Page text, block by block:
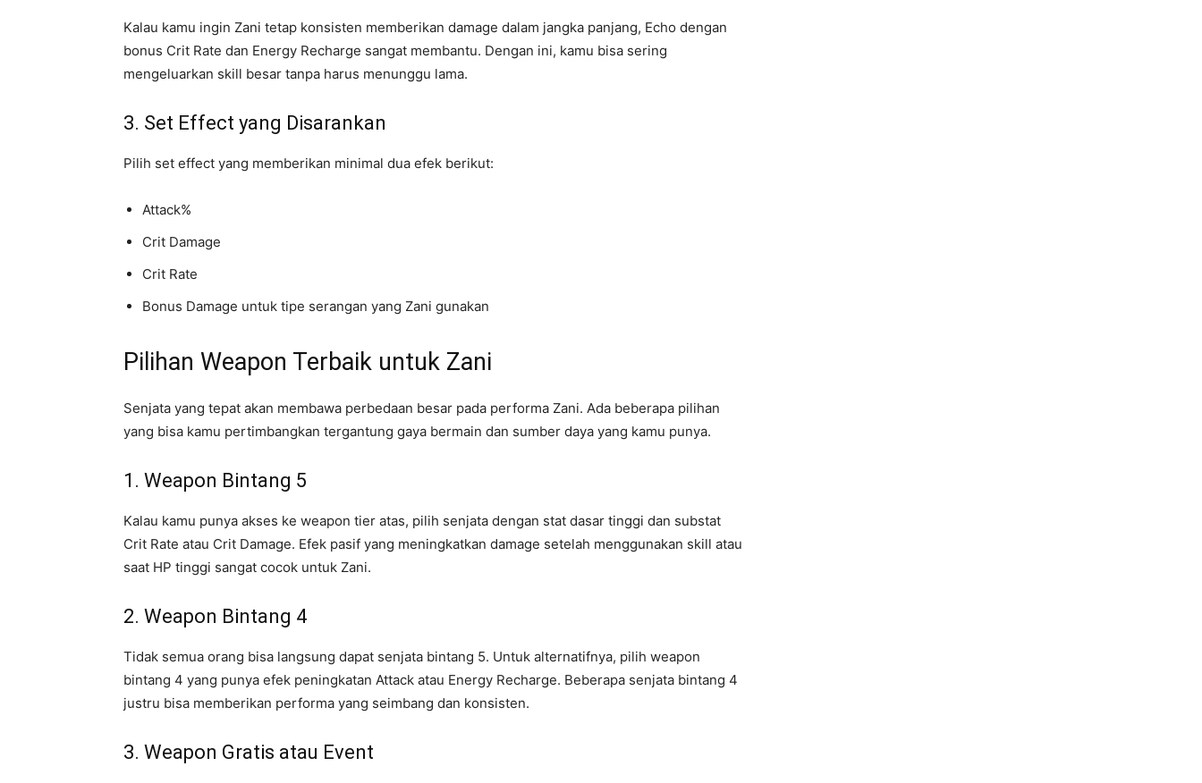
Kalau kamu ingin Zani tetap konsisten memberikan damage dalam jangka panjang, Echo dengan
bonus Crit Rate dan Energy Recharge sangat membantu. Dengan ini, kamu bisa sering
mengeluarkan skill besar tanpa harus menunggu lama.
3. Set Effect yang Disarankan
Pilih set effect yang memberikan minimal dua efek berikut:
Attack%
Crit Damage
Crit Rate
Bonus Damage untuk tipe serangan yang Zani gunakan
Pilihan Weapon Terbaik untuk Zani
Senjata yang tepat akan membawa perbedaan besar pada performa Zani. Ada beberapa pilihan
yang bisa kamu pertimbangkan tergantung gaya bermain dan sumber daya yang kamu punya.
1. Weapon Bintang 5
Kalau kamu punya akses ke weapon tier atas, pilih senjata dengan stat dasar tinggi dan substat
Crit Rate atau Crit Damage. Efek pasif yang meningkatkan damage setelah menggunakan skill atau
saat HP tinggi sangat cocok untuk Zani.
2. Weapon Bintang 4
Tidak semua orang bisa langsung dapat senjata bintang 5. Untuk alternatifnya, pilih weapon
bintang 4 yang punya efek peningkatan Attack atau Energy Recharge. Beberapa senjata bintang 4
justru bisa memberikan performa yang seimbang dan konsisten.
3. Weapon Gratis atau Event